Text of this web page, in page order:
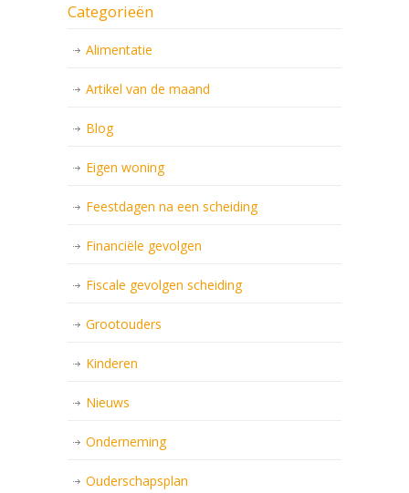
Categorieën
Alimentatie
Artikel van de maand
Blog
Eigen woning
Feestdagen na een scheiding
Financiële gevolgen
Fiscale gevolgen scheiding
Grootouders
Kinderen
Nieuws
Onderneming
Ouderschapsplan